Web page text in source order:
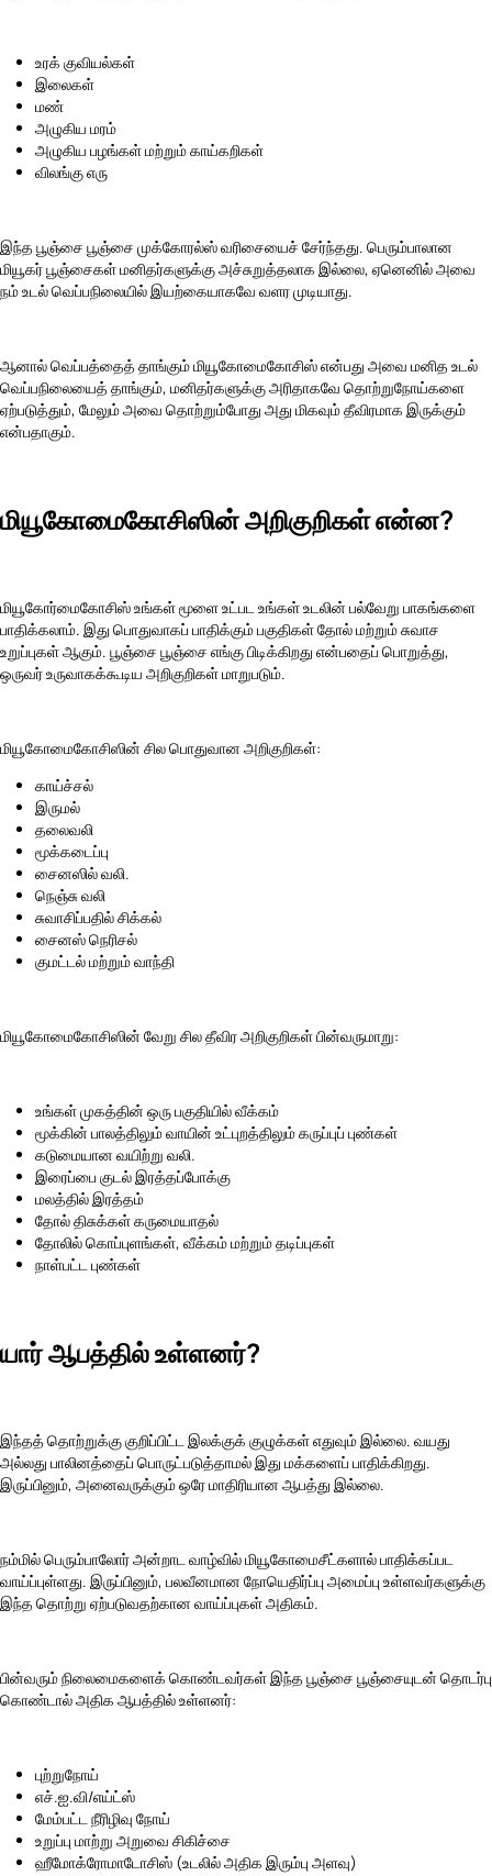
உரக் குவியல்கள்
இலைகள்
மண்
அழுகிய மரம்
அழுகிய பழங்கள் மற்றும் காய்கறிகள்
விலங்கு எரு
இந்த பூஞ்சை பூஞ்சை முக்கோரல்ஸ் வரிசையைச் சேர்ந்தது. பெரும்பாலான
மியூகர் பூஞ்சைகள் மனிதர்களுக்கு அச்சுறுத்தலாக இல்லை, ஏனெனில் அவை
நம் உடல் வெப்பநிலையில் இயற்கையாகவே வளர முடியாது.
ஆனால் வெப்பத்தைத் தாங்கும் மியூகோமைகோசிஸ் என்பது அவை மனித உடல்
வெப்பநிலையைத் தாங்கும், மனிதர்களுக்கு அரிதாகவே தொற்றுநோய்களை
ஏற்படுத்தும், மேலும் அவை தொற்றும்போது அது மிகவும் தீவிரமாக இருக்கும்
என்பதாகும்.
மியூகோமைகோசிஸின் அறிகுறிகள் என்ன?
மியூகோர்மைகோசிஸ் உங்கள் மூளை உட்பட உங்கள் உடலின் பல்வேறு பாகங்களை
பாதிக்கலாம். இது பொதுவாகப் பாதிக்கும் பகுதிகள் தோல் மற்றும் சுவாச
உறுப்புகள் ஆகும். பூஞ்சை பூஞ்சை எங்கு பிடிக்கிறது என்பதைப் பொறுத்து,
ஒருவர் உருவாகக்கூடிய அறிகுறிகள் மாறுபடும்.
மியூகோமைகோசிஸின் சில பொதுவான அறிகுறிகள்:
காய்ச்சல்
இருமல்
தலைவலி
மூக்கடைப்பு
சைனஸில் வலி.
நெஞ்சு வலி
சுவாசிப்பதில் சிக்கல்
சைனஸ் நெரிசல்
குமட்டல் மற்றும் வாந்தி
மியூகோமைகோசிஸின் வேறு சில தீவிர அறிகுறிகள் பின்வருமாறு:
உங்கள் முகத்தின் ஒரு பகுதியில் வீக்கம்
மூக்கின் பாலத்திலும் வாயின் உட்புறத்திலும் கருப்புப் புண்கள்
கடுமையான வயிற்று வலி.
இரைப்பை குடல் இரத்தப்போக்கு
மலத்தில் இரத்தம்
தோல் திசுக்கள் கருமையாதல்
தோலில் கொப்புளங்கள், வீக்கம் மற்றும் தடிப்புகள்
நாள்பட்ட புண்கள்
யார் ஆபத்தில் உள்ளனர்?
இந்தத் தொற்றுக்கு குறிப்பிட்ட இலக்குக் குழுக்கள் எதுவும் இல்லை. வயது
அல்லது பாலினத்தைப் பொருட்படுத்தாமல் இது மக்களைப் பாதிக்கிறது.
இருப்பினும், அனைவருக்கும் ஒரே மாதிரியான ஆபத்து இல்லை.
நம்மில் பெரும்பாலோர் அன்றாட வாழ்வில் மியூகோமைசீட்களால் பாதிக்கப்பட
வாய்ப்புள்ளது. இருப்பினும், பலவீனமான நோயெதிர்ப்பு அமைப்பு உள்ளவர்களுக்கு
இந்த தொற்று ஏற்படுவதற்கான வாய்ப்புகள் அதிகம்.
பின்வரும் நிலைமைகளைக் கொண்டவர்கள் இந்த பூஞ்சை பூஞ்சையுடன் தொடர்பு
கொண்டால் அதிக ஆபத்தில் உள்ளனர்:
புற்றுநோய்
எச்.ஐ.வி/எய்ட்ஸ்
மேம்பட்ட நீரிழிவு நோய்
உறுப்பு மாற்று அறுவை சிகிச்சை
ஹீமோக்ரோமாடோசிஸ் (உடலில் அதிக இரும்பு அளவு)